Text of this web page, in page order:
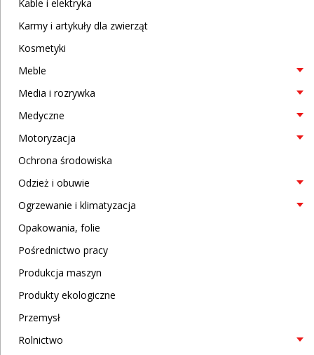
Kable i elektryka
Karmy i artykuły dla zwierząt
Kosmetyki
Meble
Media i rozrywka
Medyczne
Motoryzacja
Ochrona środowiska
Odzież i obuwie
Ogrzewanie i klimatyzacja
Opakowania, folie
Pośrednictwo pracy
Produkcja maszyn
Produkty ekologiczne
Przemysł
Rolnictwo